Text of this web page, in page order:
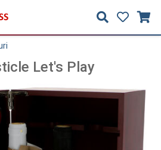
Let's Play